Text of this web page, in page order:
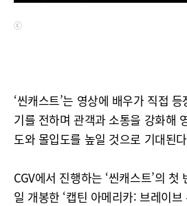
ⓒ
‘씬캐스트’는 영상에 배우가 직접
기를 전하며 관객과 소통을 강화해
도와 몰입도를 높일 것으로 기대된
CGV에서 진행하는 ‘씬캐스트’의
일 개봉한 ‘캡틴 아메리카: 브레이브